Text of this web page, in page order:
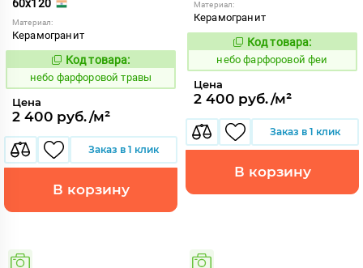
60x120
Материал:
Керамогранит
1123357
Код товара:
небо фарфоровой травы
Цена
2 400 руб./м²
Заказ в 1 клик
В корзину
Материал:
Керамогранит
1123363
Код товара:
небо фарфоровой феи
Цена
2 400 руб./м²
Заказ в 1 клик
В корзину